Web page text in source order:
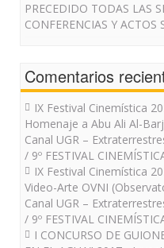
PRECEDIDO TODAS LAS
CONFERENCIAS Y ACTOS
Comentarios
IX Festival Cinemística
Homenaje a Abu Ali Al-
Canal UGR –
/ 9º FESTIVAL
IX Festival Cinemística
Video-Arte OVNI
Canal UGR –
/ 9º FESTIVAL
I CONCURSO DE